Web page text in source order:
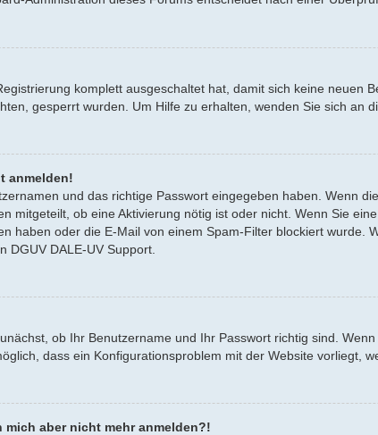
komplett ausgeschaltet hat, damit sich keine
gesperrt wurden. Um Hilfe zu erhalten, wenden Sie sich an
anmelden!
und das richtige Passwort eingegeben haben. Wenn
mitgeteilt, ob eine Aktivierung nötig ist oder nicht. Wenn Sie
haben oder die E-Mail von einem Spam-Filter blockiert
DGUV DALE-UV Support.
ob Ihr Benutzername und Ihr Passwort richtig sind.
dass ein Konfigurationsproblem mit der Website vorliegt,
aber nicht mehr anmelden?!